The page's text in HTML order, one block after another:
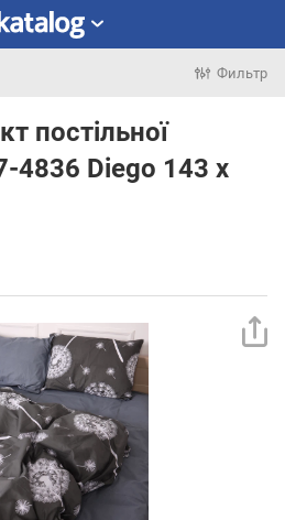
Фильтр
постільної
4836 Diego 143 x